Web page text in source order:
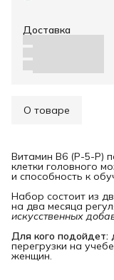
Доставка
О товаре
Витамин B6 (P-5-P)
клетки головного
и способность к
Набор состоит из
на два месяца
искусственных
Для кого подойдет:
перегрузки на
женщин.